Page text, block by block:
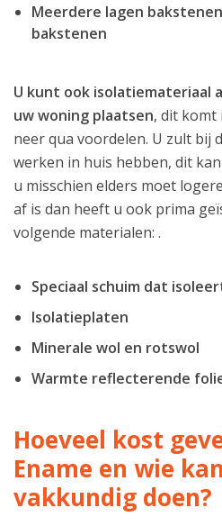
Meerdere lagen
bakstenen
U kunt ook isolatiemateriaal
uw woning plaatsen, dit komt
neer qua voordelen. U zult bij
werken in huis hebben, dit
u misschien elders moet
af is dan heeft u ook prima
volgende materialen: .
Speciaal schuim dat
Isolatieplaten
Minerale wol en rotswol
Warmte reflecterende
Hoeveel kost
Ename en wie
vakkundig doen?